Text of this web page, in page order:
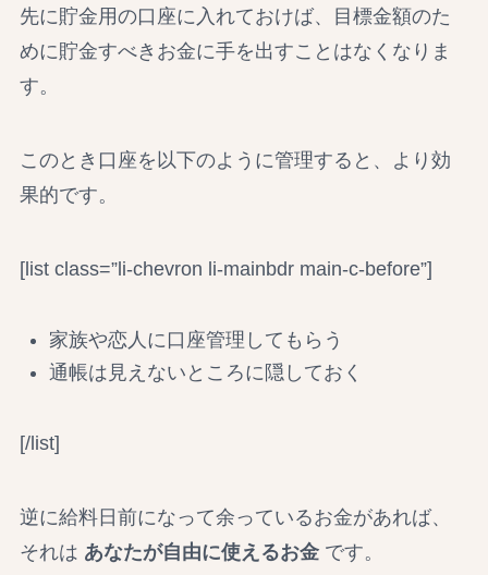
先に貯金用の口座に入れておけば、目標金額のた
めに貯金すべきお金に手を出すことはなくなりま
す。
このとき口座を以下のように管理すると、より効
果的です。
[list class=”li-chevron li-mainbdr main-c-before”]
家族や恋人に口座管理してもらう
通帳は見えないところに隠しておく
[/list]
逆に給料日前になって余っているお金があれば、
それは あなたが自由に使えるお金 です。